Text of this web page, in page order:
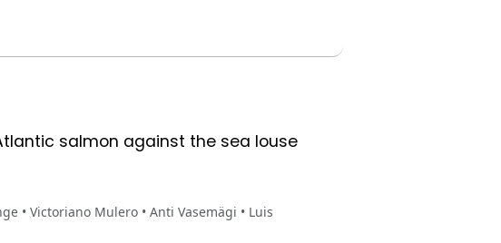
salmon against the sea louse
• Victoriano Mulero • Anti Vasemägi • Luis